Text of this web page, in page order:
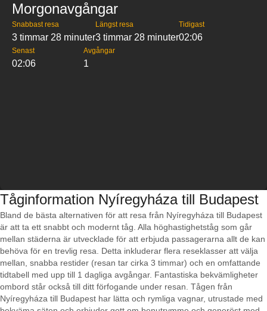
Morgonavgångar
Snabbast resa
3 timmar 28 minuter
Längst resa
3 timmar 28 minuter
Tidigast
02:06
Senast
02:06
Avgångar
1
Tåginformation Nyíregyháza till Budapest
Bland de bästa alternativen för att resa från Nyíregyháza till Budapest
är att ta ett snabbt och modernt tåg. Alla höghastighetståg som går
mellan städerna är utvecklade för att erbjuda passagerarna allt de kan
behöva för en trevlig resa. Detta inkluderar flera reseklasser att välja
mellan, snabba restider (resan tar cirka 3 timmar) och en omfattande
tidtabell med upp till 1 dagliga avgångar. Fantastiska bekvämligheter
ombord står också till ditt förfogande under resan. Tågen från
Nyíregyháza till Budapest har lätta och rymliga vagnar, utrustade med